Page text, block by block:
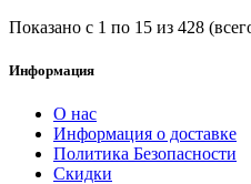
Показано с 1 по 15 из 428
Информация
О нас
Информация о доставке
Политика Безопасности
Скидки